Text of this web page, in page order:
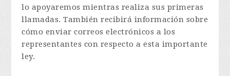
lo apoyaremos mientras realiza sus primeras
llamadas. También recibirá información sobre
cómo enviar correos electrónicos a los
representantes con respecto a esta importante
ley.